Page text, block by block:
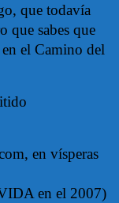
que todavía
que sabes que
en el Camino del
en vísperas
en el 2007)